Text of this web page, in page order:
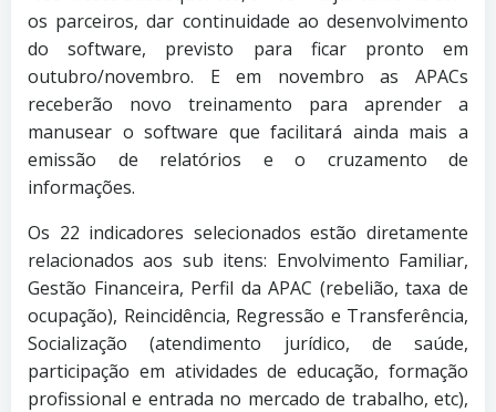
os parceiros, dar continuidade ao desenvolvimento
do software, previsto para ficar pronto em
outubro/novembro. E em novembro as APACs
receberão novo treinamento para aprender a
manusear o software que facilitará ainda mais a
emissão de relatórios e o cruzamento de
informações.
Os 22 indicadores selecionados estão diretamente
relacionados aos sub itens: Envolvimento Familiar,
Gestão Financeira, Perfil da APAC (rebelião, taxa de
ocupação), Reincidência, Regressão e Transferência,
Socialização (atendimento jurídico, de saúde,
participação em atividades de educação, formação
profissional e entrada no mercado de trabalho, etc),